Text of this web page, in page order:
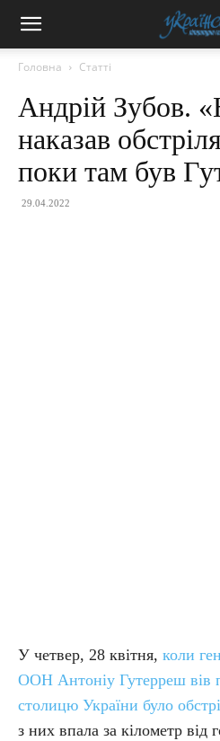
Головна Статті
Андрій Зубов.
наказав
поки там був
29.04.2022
У четвер, 28 квітня, коли
ООН Антоніу Гутерреш вів
столицю України було
з них впала за кілометр від